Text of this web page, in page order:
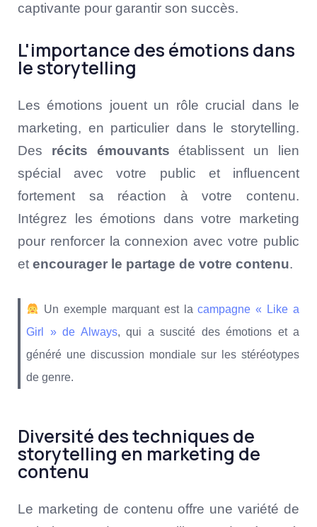
captivante pour garantir son succès.
L'importance des émotions dans
le storytelling
Les émotions jouent un rôle crucial dans le
marketing, en particulier dans le storytelling.
Des récits émouvants établissent un lien
spécial avec votre public et influencent
fortement sa réaction à votre contenu.
Intégrez les émotions dans votre marketing
pour renforcer la connexion avec votre public
et encourager le partage de votre contenu.
Un exemple marquant est lacampagne « Like a
Girl » de Always, qui a suscité des émotions et a
généré une discussion mondiale sur les stéréotypes
de genre.
Diversité des techniques de
storytelling en marketing de
contenu
Le marketing de contenu offre une variété de